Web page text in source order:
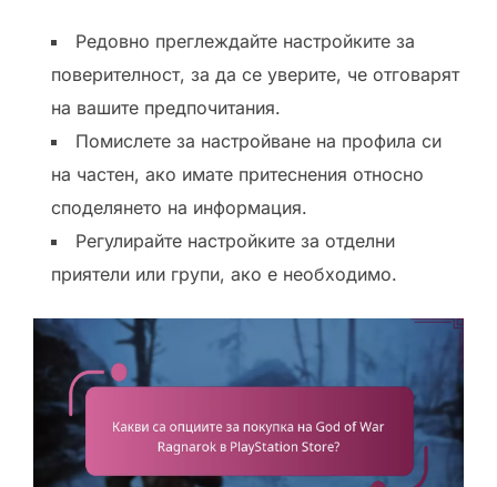
Редовно преглеждайте настройките за
поверителност, за да се уверите, че отговарят
на вашите предпочитания.
Помислете за настройване на профила си
на частен, ако имате притеснения относно
споделянето на информация.
Регулирайте настройките за отделни
приятели или групи, ако е необходимо.